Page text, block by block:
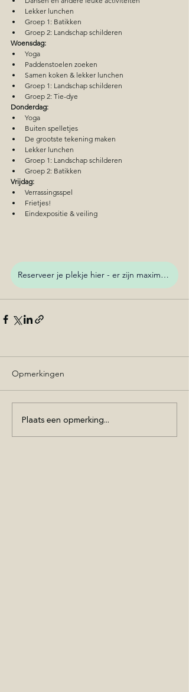
Lekker lunchen
Groep 1: Batikken
Groep 2: Landschap schilderen
Woensdag:
Yoga
Paddenstoelen zoeken
Samen koken & lekker lunchen
Groep 1: Landschap schilderen
Groep 2: Tie-dye
Donderdag:
Yoga
Buiten spelletjes
De grootste tekening maken
Lekker lunchen
Groep 1: Landschap schilderen
Groep 2: Batikken
Vrijdag:
Verrassingsspel
Frietjes!
Eindexpositie & veiling
Reserveer je plekje hier - er zijn maximaal 15 plaatsen
Opmerkingen
Plaats een opmerking...